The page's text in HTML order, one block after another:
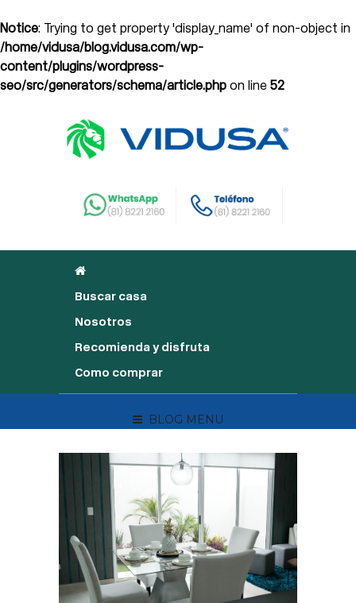
Notice: Trying to get property 'display_name' of non-object in
/home/vidusa/blog.vidusa.com/wp-
content/plugins/wordpress-
seo/src/generators/schema/article.php on line 52
Buscar casa
Nosotros
Recomienda y disfruta
Como comprar
BLOG MENU